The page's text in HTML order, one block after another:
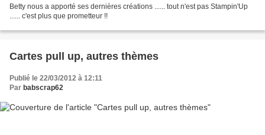
Betty nous a apporté ses dernières créations ...... tout n'est pas Stampin'Up
...... c'est plus que prometteur !!
Cartes pull up, autres thèmes
Publié le 22/03/2012 à 12:11
Par babscrap62